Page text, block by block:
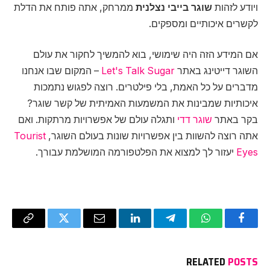
ויודע לזהות שוגר בייבי נצלנית ממרחק, אתה פותח את הדלת
לקשרים איכותיים ומספקים.
אם המידע הזה היה שימושי, בוא להמשיך לחקור את עולם
השוגר דייטינג באתר Let's Talk Sugar – המקום שבו אנחנו
מדברים על כל האמת, בלי פילטרים. רוצה לפגוש נתמכות
איכותיות שמבינות את המשמעות האמיתית של קשר שוגר?
בקר באתר שוגר דדי ותגלה עולם של אפשרויות מרתקות. ואם
אתה רוצה להשוות בין אפשרויות שונות בעולם השוגר, Tourist
Eyes יעזור לך למצוא את הפלטפורמה המושלמת עבורך.
Facebook
WhatsApp
Telegram
LinkedIn
Email
Twitter
Copy
RELATED POSTS